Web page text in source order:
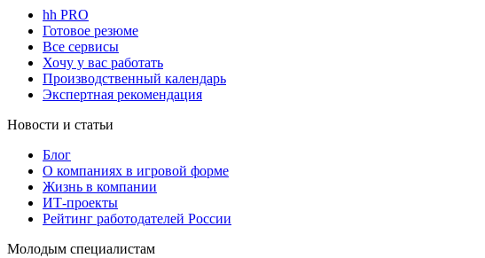
hh PRO
Готовое резюме
Все сервисы
Хочу у вас работать
Производственный календарь
Экспертная рекомендация
Новости и статьи
Блог
О компаниях в игровой форме
Жизнь в компании
ИТ-проекты
Рейтинг работодателей России
Молодым специалистам